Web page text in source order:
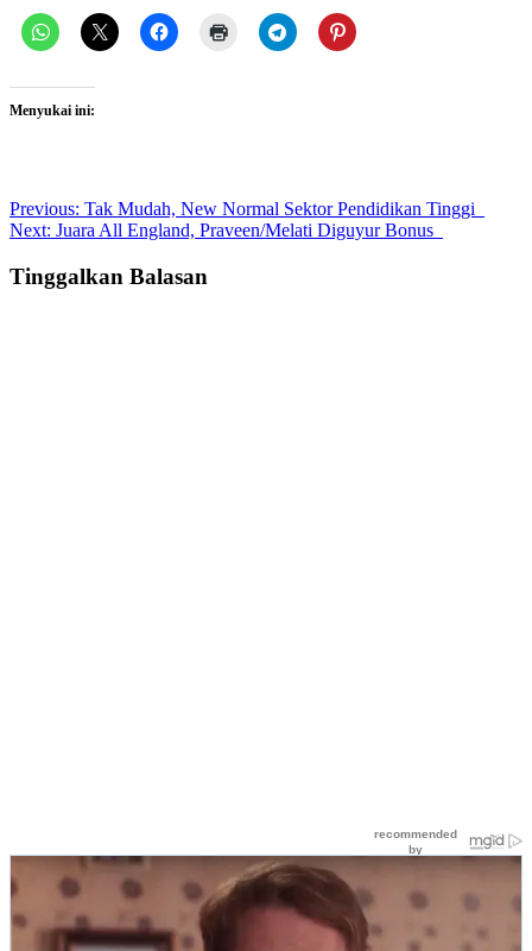
Menyukai ini:
Post
navigation
Previous: Tak Mudah, New Normal Sektor Pendidikan Tinggi
Next: Juara All England, Praveen/Melati Diguyur Bonus
Tinggalkan Balasan